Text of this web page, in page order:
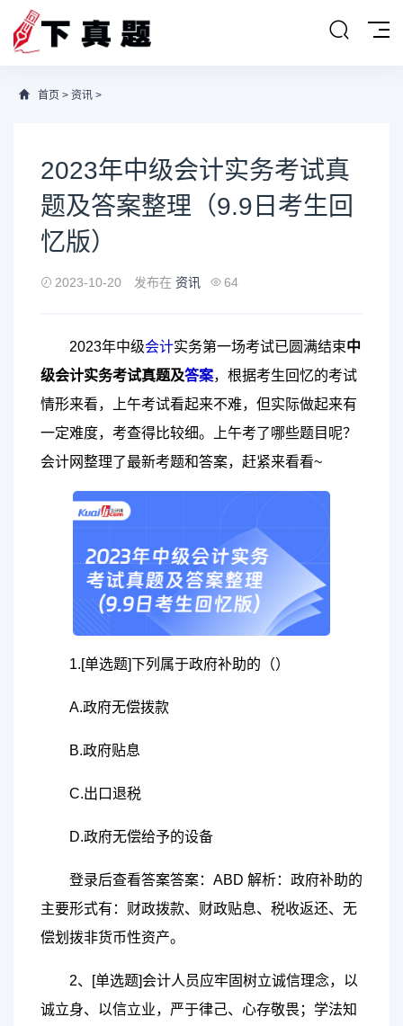
首页 > 资讯 >
2023年中级会计实务考试真
题及答案整理（9.9日考生回
忆版）
2023-10-20 发布在 资讯 64
2023年中级会计实务第一场考试已圆满结束中
级会计实务考试真题及答案，根据考生回忆的考试
情形来看，上午考试看起来不难，但实际做起来有
一定难度，考查得比较细。上午考了哪些题目呢？
会计网整理了最新考题和答案，赶紧来看看~
1.[单选题]下列属于政府补助的（）
A.政府无偿拨款
B.政府贴息
C.出口退税
D.政府无偿给予的设备
登录后查看答案答案：ABD 解析：政府补助的
主要形式有：财政拨款、财政贴息、税收返还、无
偿划拨非货币性资产。
2、[单选题]会计人员应牢固树立诚信理念，以
诚立身、以信立业，严于律己、心存敬畏；学法知